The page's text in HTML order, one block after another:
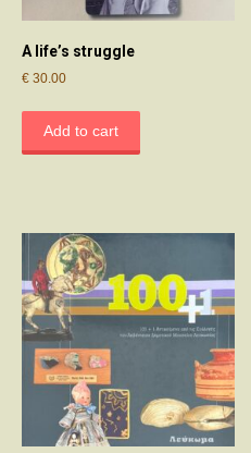
A life’s struggle
€ 30.00
Add to cart